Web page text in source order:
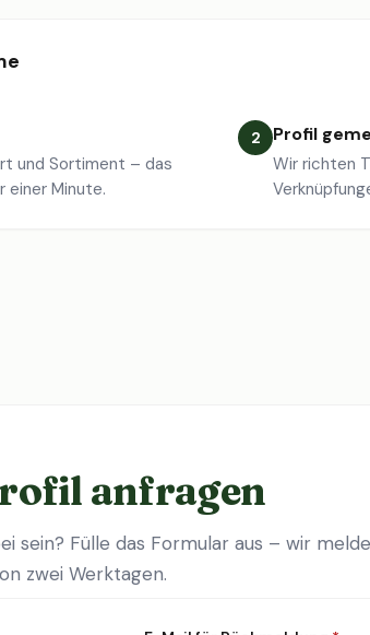
und Sortiment – das
einer Minute.
2 Profil
Wir richten
anfragen
sein? Fülle das Formular aus – wir
zwei Werktagen.